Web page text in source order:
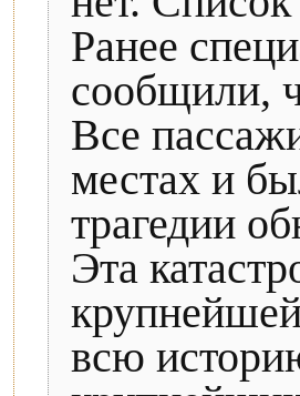
Ранее
сообщили,
Все
местах и
трагедии
Эта
всю